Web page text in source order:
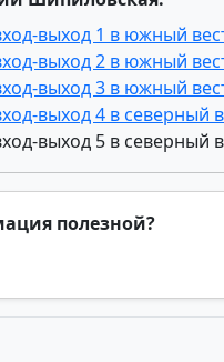
выход 1 в южный
выход 2 в южный
выход 3 в южный
выход 4 в северный
выход 5 в северный
полезной?